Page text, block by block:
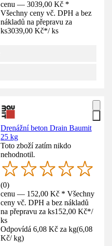
cenu — 3039,00 Kč *
Všechny ceny vč. DPH a bez
nákladů na přepravu za
ks3039,00 Kč*/ ks
Drenážní beton Drain Baumit
25 kg
Toto zboží zatím nikdo
nehodnotil.
(0)
cenu — 152,00 Kč * Všechny
ceny vč. DPH a bez nákladů
na přepravu za ks152,00 Kč*/
ks
Odpovídá 6,08 Kč za kg(6,08
Kč/ kg)